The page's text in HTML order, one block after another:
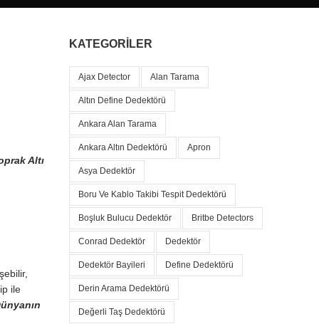
Altı
ile
KATEGORİLER
Ajax Detector Alan Tarama
Altın Define Dedektörü
Ankara Alan Tarama
Ankara Altın Dedektörü Apron
Asya Dedektör
Boru Ve Kablo Takibi Tespit Dedektörü
Boşluk Bulucu Dedektör Britbe Detectors
Conrad Dedektör Dedektör
Dedektör Bayileri Define Dedektörü
Derin Arama Dedektörü
Değerli Taş Dedektörü